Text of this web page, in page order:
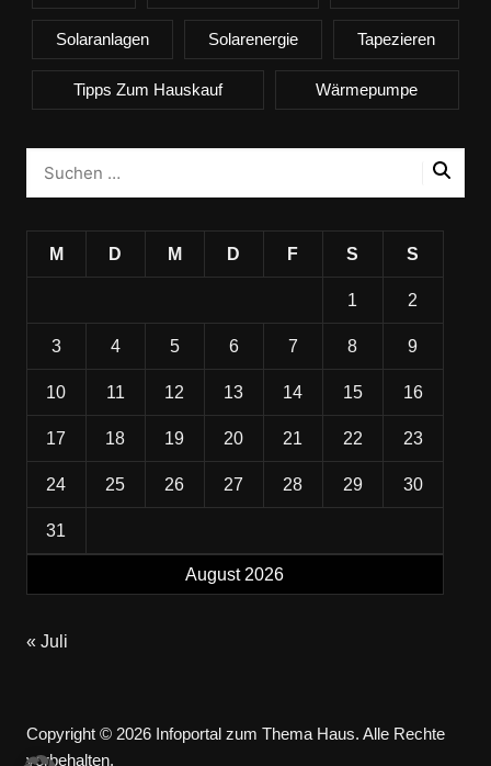
Solaranlagen Solarenergie Tapezieren
Tipps Zum Hauskauf Wärmepumpe
August 2026
M D M D F S S
1 2
3 4 5 6 7 8 9
10 11 12 13 14 15 16
17 18 19 20 21 22 23
24 25 26 27 28 29 30
31
« Juli
Copyright © 2026 Infoportal zum Thema Haus. Alle Rechte
vorbehalten.